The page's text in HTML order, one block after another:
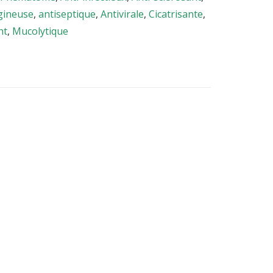
, antiseptique, Antivirale, Cicatrisante,
, Mucolytique